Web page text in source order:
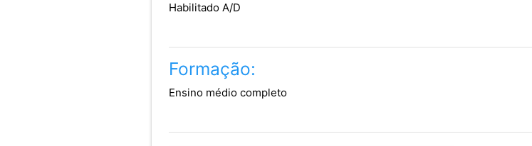
Habilitado A/D
Formação:
Ensino médio completo